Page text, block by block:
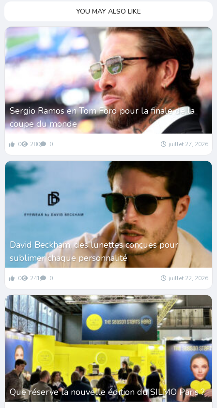
YOU MAY ALSO LIKE
Sergio Ramos en Tom Ford pour la finale de la
coupe du monde
0 280 0 juillet 27, 2026
David Beckham, des lunettes conçues pour
sublimer chaque personnalité
0 241 0 juillet 22, 2026
Que réserve la nouvelle édition du SILMO Paris ?